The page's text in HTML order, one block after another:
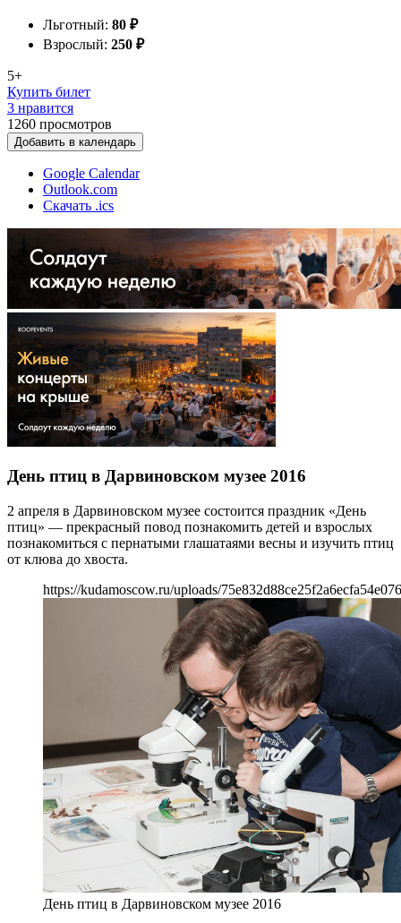
Льготный: 80 ₽
Взрослый: 250 ₽
5+
Купить билет
3 нравится
1260 просмотров
Добавить в календарь
Google Calendar
Outlook.com
Скачать .ics
День птиц в Дарвиновском музее 2016
2 апреля в Дарвиновском музее состоится праздник «День
птиц» — прекрасный повод познакомить детей и взрослых
познакомиться с пернатыми глашатаями весны и изучить птиц
от клюва до хвоста.
https://kudamoscow.ru/uploads/
День птиц в Дарвиновском музее 2016